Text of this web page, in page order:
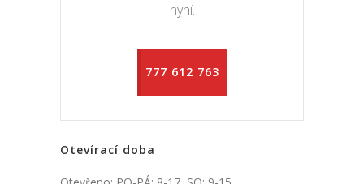
nyní.
777 612 763
Otevírací doba